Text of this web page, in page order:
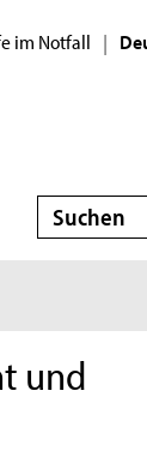
im Notfall |
Suche
und